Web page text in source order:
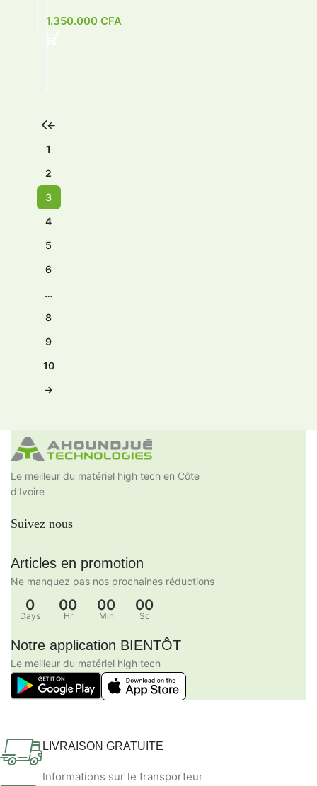
1.350.000 CFA
←
1
2
3
4
5
6
…
8
9
10
→
Le meilleur du matériel high tech en Côte
d'Ivoire
Suivez nous
Articles en promotion
Ne manquez pas nos prochaines réductions
0
Days
00
Hr
00
Min
00
Sc
Notre application BIENTÔT
Le meilleur du matériel high tech
LIVRAISON GRATUITE
Informations sur le transporteur